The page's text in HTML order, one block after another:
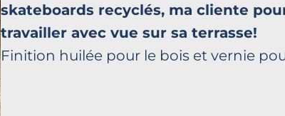
skateboards recyclés, ma cliente
travailler avec vue sur sa terrasse!
Finition huilée pour le bois et vernie